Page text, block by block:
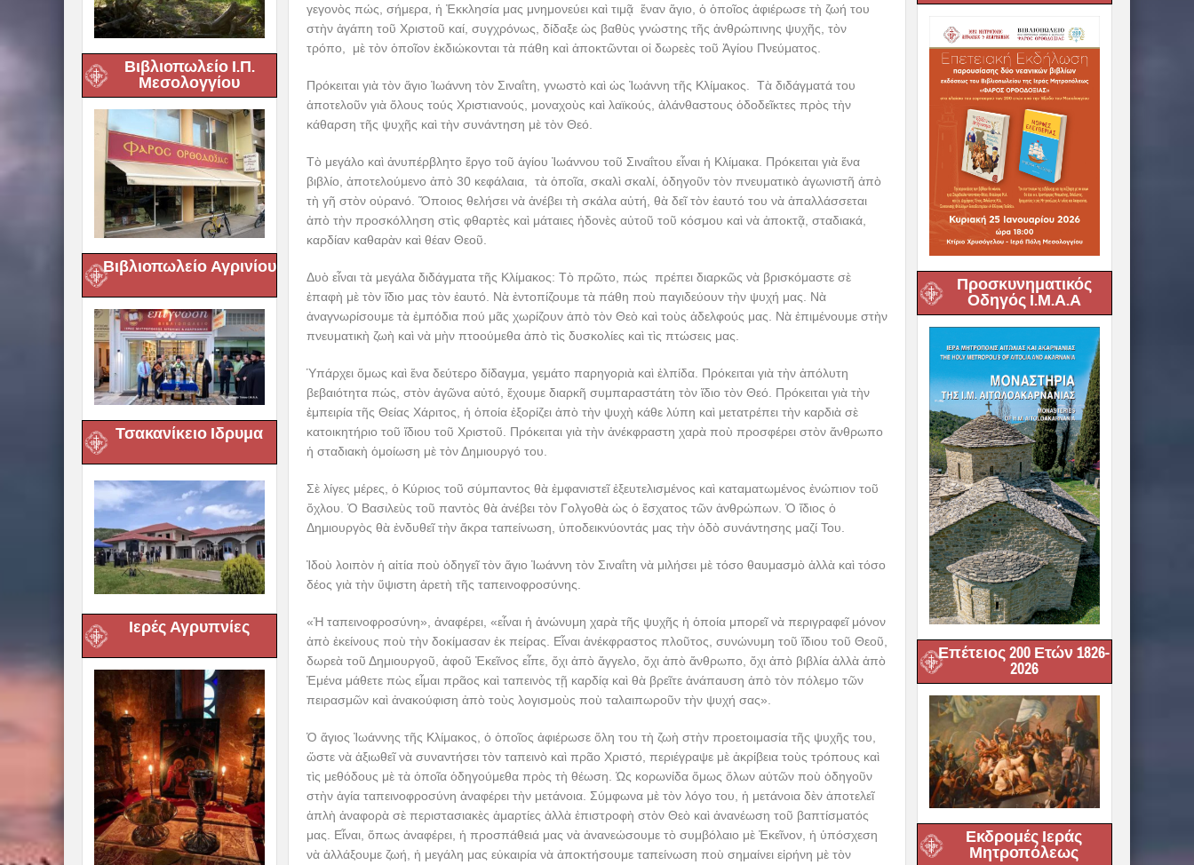
Βιβλιοπωλείο Ι.Π.
Μεσολογγίου
Βιβλιοπωλείο Αγρινίου
Τσακανίκειο Ιδρυμα
Ιερές Αγρυπνίες
γεγονὸς πώς, σήμερα, ἡ Ἐκκλησία μας μνημονεύει καὶ τιμᾷ ἕναν ἅγιο, ὁ ὁποῖος ἀφιέρωσε τὴ ζωή του
στὴν ἀγάπη τοῦ Χριστοῦ καί, συγχρόνως, δίδαξε ὡς βαθὺς γνώστης τῆς ἀνθρώπινης ψυχῆς, τὸν
τρόπο, μὲ τὸν ὁποῖον ἐκδιώκονται τὰ πάθη καὶ ἀποκτῶνται οἱ δωρεὲς τοῦ Ἁγίου Πνεύματος.
Πρόκειται γιὰ τὸν ἅγιο Ἰωάννη τὸν Σιναΐτη, γνωστὸ καὶ ὡς Ἰωάννη τῆς Κλίμακος. Τὰ διδάγματά του
ἀποτελοῦν γιὰ ὅλους τούς Χριστιανούς, μοναχοὺς καὶ λαϊκούς, ἀλάνθαστους ὁδοδεῖκτες πρὸς τὴν
κάθαρση τῆς ψυχῆς καὶ τὴν συνάντηση μὲ τὸν Θεό.
Τὸ μεγάλο καὶ ἀνυπέρβλητο ἔργο τοῦ ἁγίου Ἰωάννου τοῦ Σιναΐτου εἶναι ἡ Κλίμακα. Πρόκειται γιὰ ἕνα
βιβλίο, ἀποτελούμενο ἀπὸ 30 κεφάλαια, τὰ ὁποῖα, σκαλὶ σκαλί, ὁδηγοῦν τὸν πνευματικὸ ἀγωνιστῆ ἀπὸ
τὴ γῆ στὸν οὐρανό. Ὅποιος θελήσει νὰ ἀνέβει τὴ σκάλα αὐτή, θὰ δεῖ τὸν ἑαυτό του νὰ ἀπαλλάσσεται
ἀπὸ τὴν προσκόλληση στὶς φθαρτὲς καὶ μάταιες ἡδονὲς αὐτοῦ τοῦ κόσμου καὶ νὰ ἀποκτᾷ, σταδιακά,
καρδίαν καθαρὰν καὶ θέαν Θεοῦ.
Δυὸ εἶναι τὰ μεγάλα διδάγματα τῆς Κλίμακος: Τὸ πρῶτο, πώς πρέπει διαρκῶς νὰ βρισκόμαστε σὲ
ἐπαφὴ μὲ τὸν ἴδιο μας τὸν ἑαυτό. Νὰ ἐντοπίζουμε τὰ πάθη ποὺ παγιδεύουν τὴν ψυχή μας. Νὰ
ἀναγνωρίσουμε τὰ ἐμπόδια πού μᾶς χωρίζουν ἀπὸ τὸν Θεὸ καὶ τοὺς ἀδελφούς μας. Νὰ ἐπιμένουμε στὴν
πνευματικὴ ζωὴ καὶ νὰ μὴν πτοούμεθα ἀπὸ τὶς δυσκολίες καὶ τὶς πτώσεις μας.
Ὑπάρχει ὅμως καὶ ἕνα δεύτερο δίδαγμα, γεμάτο παρηγοριὰ καὶ ἐλπίδα. Πρόκειται γιὰ τὴν ἀπόλυτη
βεβαιότητα πώς, στὸν ἀγῶνα αὐτό, ἔχουμε διαρκῆ συμπαραστάτη τὸν ἴδιο τὸν Θεό. Πρόκειται γιὰ τὴν
ἐμπειρία τῆς Θείας Χάριτος, ἡ ὁποία ἐξορίζει ἀπὸ τὴν ψυχὴ κάθε λύπη καὶ μετατρέπει τὴν καρδιὰ σὲ
κατοικητήριο τοῦ ἴδιου τοῦ Χριστοῦ. Πρόκειται γιὰ τὴν ἀνέκφραστη χαρὰ ποὺ προσφέρει στὸν ἄνθρωπο
ἡ σταδιακὴ ὁμοίωση μὲ τὸν Δημιουργό του.
Σὲ λίγες μέρες, ὁ Κύριος τοῦ σύμπαντος θὰ ἐμφανιστεῖ ἐξευτελισμένος καὶ καταματωμένος ἐνώπιον τοῦ
ὄχλου. Ὁ Βασιλεὺς τοῦ παντὸς θὰ ἀνέβει τὸν Γολγοθὰ ὡς ὁ ἔσχατος τῶν ἀνθρώπων. Ὁ ἴδιος ὁ
Δημιουργὸς θὰ ἐνδυθεῖ τὴν ἄκρα ταπείνωση, ὑποδεικνύοντάς μας τὴν ὁδὸ συνάντησης μαζί Του.
Ἰδοὺ λοιπὸν ἡ αἰτία ποὺ ὁδηγεῖ τὸν ἅγιο Ἰωάννη τὸν Σιναΐτη νὰ μιλήσει μὲ τόσο θαυμασμὸ ἀλλὰ καὶ τόσο
δέος γιὰ τὴν ὕψιστη ἀρετὴ τῆς ταπεινοφροσύνης.
«Ἡ ταπεινοφροσύνη», ἀναφέρει, «εἶναι ἡ ἀνώνυμη χαρὰ τῆς ψυχῆς ἡ ὁποία μπορεῖ νὰ περιγραφεῖ μόνον
ἀπὸ ἐκείνους ποὺ τὴν δοκίμασαν ἐκ πείρας. Εἶναι ἀνέκφραστος πλοῦτος, συνώνυμη τοῦ ἴδιου τοῦ Θεοῦ,
δωρεὰ τοῦ Δημιουργοῦ, ἀφοῦ Ἐκεῖνος εἶπε, ὄχι ἀπὸ ἄγγελο, ὄχι ἀπὸ ἄνθρωπο, ὄχι ἀπὸ βιβλία ἀλλὰ ἀπὸ
Ἐμένα μάθετε πὼς εἶμαι πρᾶος καὶ ταπεινὸς τῇ καρδίᾳ καὶ θὰ βρεῖτε ἀνάπαυση ἀπὸ τὸν πόλεμο τῶν
πειρασμῶν καὶ ἀνακούφιση ἀπὸ τοὺς λογισμοὺς ποὺ ταλαιπωροῦν τὴν ψυχή σας».
Ὁ ἅγιος Ἰωάννης τῆς Κλίμακος, ὁ ὁποῖος ἀφιέρωσε ὅλη του τὴ ζωὴ στὴν προετοιμασία τῆς ψυχῆς του,
ὥστε νὰ ἀξιωθεῖ νὰ συναντήσει τὸν ταπεινὸ καὶ πρᾶο Χριστό, περιέγραψε μὲ ἀκρίβεια τοὺς τρόπους καὶ
τὶς μεθόδους μὲ τὰ ὁποῖα ὁδηγούμεθα πρὸς τὴ θέωση. Ὡς κορωνίδα ὅμως ὅλων αὐτῶν ποὺ ὁδηγοῦν
στὴν ἁγία ταπεινοφροσύνη ἀναφέρει τὴν μετάνοια. Σύμφωνα μὲ τὸν λόγο του, ἡ μετάνοια δὲν ἀποτελεῖ
ἁπλὴ ἀναφορὰ σὲ περιστασιακὲς ἁμαρτίες ἀλλὰ ἐπιστροφὴ στὸν Θεὸ καὶ ἀνανέωση τοῦ βαπτίσματός
μας. Εἶναι, ὅπως ἀναφέρει, ἡ προσπάθειά μας νὰ ἀνανεώσουμε τὸ συμβόλαιο μὲ Ἐκεῖνον, ἡ ὑπόσχεση
νὰ ἀλλάξουμε ζωή, ἡ μεγάλη μας εὐκαιρία νὰ ἀποκτήσουμε ταπείνωση ποὺ σημαίνει εἰρήνη μὲ τὸν
Προσκυνηματικός
Οδηγός Ι.Μ.Α.Α
Επέτειος 200 Ετών 1826-
2026
Εκδρομές Ιεράς
Μητροπόλεως